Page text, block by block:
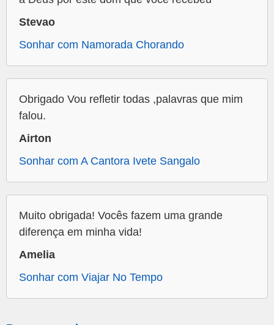
Stevao
Sonhar com Namorada Chorando
Obrigado Vou refletir todas ,palavras que mim
falou.
Airton
Sonhar com A Cantora Ivete Sangalo
Muito obrigada! Vocês fazem uma grande
diferença em minha vida!
Amelia
Sonhar com Viajar No Tempo